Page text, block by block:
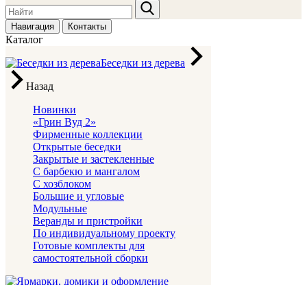
Навигация Контакты
Каталог
Беседки из дерева
Назад
Новинки
«Грин Вуд 2»
Фирменные коллекции
Открытые беседки
Закрытые и застекленные
С барбекю и мангалом
С хозблоком
Большие и угловые
Модульные
Веранды и пристройки
По индивидуальному проекту
Готовые комплекты для
самостоятельной сборки